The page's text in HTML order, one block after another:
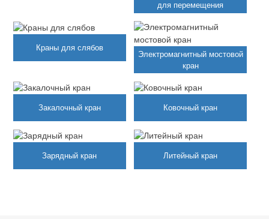
для перемещения
Краны для слябов
Электромагнитный мостовой
кран
Закалочный кран Ковочный кран
Зарядный кран Литейный кран